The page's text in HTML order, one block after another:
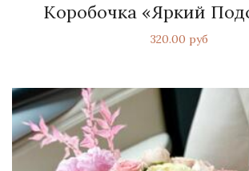
Коробочка «Яркий
320.00 руб